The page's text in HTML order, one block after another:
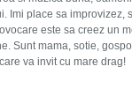
Imi place sa improvizez,
este sa creez un
Sunt mama, sotie,
va invit cu mare drag!